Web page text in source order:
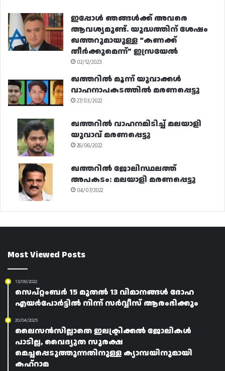
ഇപ്പോൾ ഞങ്ങൾക്ക് അവരെ
ആവശ്യമുണ്ട്. യുദ്ധത്തിന് ശേഷം
ഖത്തറുമായുള്ള “കണക്ക്
തീർക്കുമെന്ന്” ഇസ്രയേൽ
02/12/2023
ഖത്തറിൽ മൂന്ന് യുവാക്കൾ
വാഹനാപകടത്തിൽ മരണപ്പെട്ടു
27/03/2022
ഖത്തറിൽ വാഹനമിടിച്ച് മലയാളി
യുവാവ് മരണപ്പെട്ടു
26/06/2022
ഖത്തറിൽ ജോലിസ്ഥലത്ത്
അപകടം: മലയാളി മരണപ്പെട്ടു
04/07/2022
Most Viewed Posts
13/09/2022
സെപ്റ്റംബർ 15 മുതൽ 13 വിമാനങ്ങൾ ദോഹ
എയർപോർട്ടിൽ നിന്ന് സർവ്വീസ് ആരംഭിക്കും
20/04/2025
ലൈസൻസില്ലാതെ ഇലക്ട്രിക്കൽ ജോലികൾ
പാടില്ല, വൈദ്യുത സുരക്ഷ
മെച്ചപ്പെടുത്തുന്നതിനുള്ള ക്യാമ്പയിനുമായി
കഹ്‌റാമ